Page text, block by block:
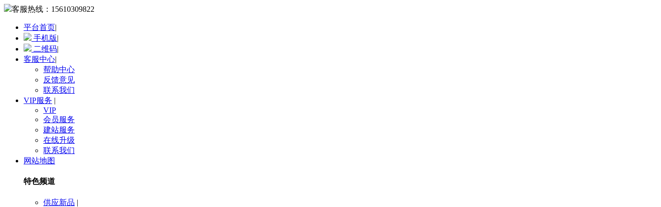
客服热线： 15610309822
平台首页|
手机版|
二维码|
客服中心|
帮助中心
反馈意见
联系我们
VIP服务 |
VIP
会员服务
建站服务
在线升级
联系我们
网站地图
特色频道
供应新品 |